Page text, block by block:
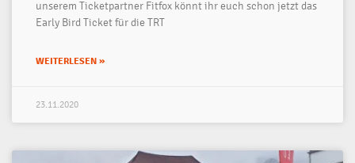
unserem Ticketpartner Fitfox könnt ihr euch schon jetzt das
Early Bird Ticket für die TRT
WEITERLESEN »
23.11.2020